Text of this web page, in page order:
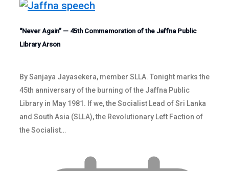
“Never Again” — 45th Commemoration of the Jaffna Public
Library Arson
By Sanjaya Jayasekera, member SLLA. Tonight marks the
45th anniversary of the burning of the Jaffna Public
Library in May 1981. If we, the Socialist Lead of Sri Lanka
and South Asia (SLLA), the Revolutionary Left Faction of
the Socialist…